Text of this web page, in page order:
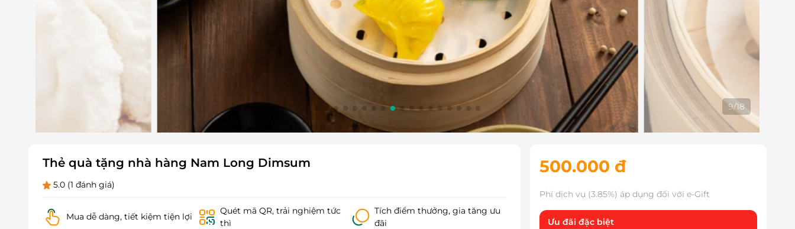
9/18
Thẻ quà tặng nhà hàng Nam Long Dimsum
5.0 (1 đánh giá)
Mua dễ dàng, tiết kiệm tiện lợi
Quét mã QR, trải nghiệm tức
thì
Tích điểm thưởng, gia tăng ưu
đãi
500.000 đ
Phí dịch vụ (3.85%) áp dụng đối với e-Gift
Ưu đãi đặc biệt